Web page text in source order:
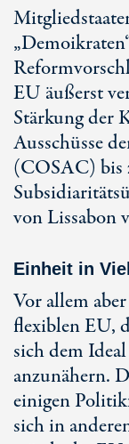
EU äußerst
Stärkung der
Ausschüsse
(COSAC) bis
von Lissabon
Einheit in
Vor allem
flexiblen EU,
sich dem
anzunähern.
einigen
sich in